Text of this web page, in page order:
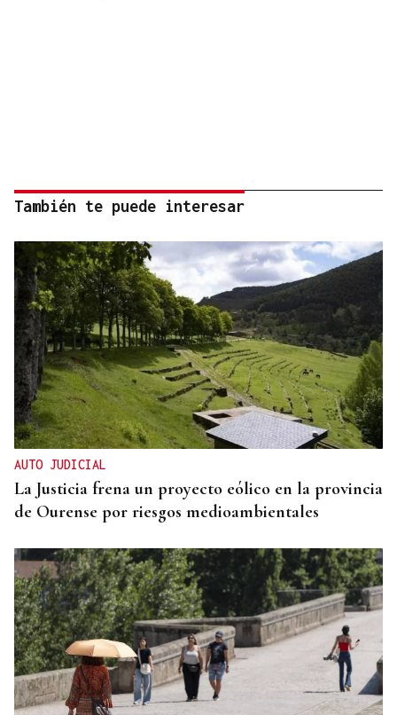
También te puede interesar
AUTO JUDICIAL
La Justicia frena un proyecto eólico en la provincia
de Ourense por riesgos medioambientales